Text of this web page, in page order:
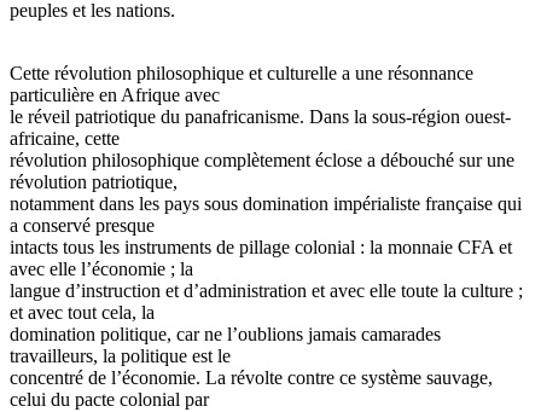
peuples et les nations.
Cette révolution philosophique et culturelle a une résonnance
particulière en Afrique avec
le réveil patriotique du panafricanisme. Dans la sous-région ouest-
africaine, cette
révolution philosophique complètement éclose a débouché sur une
révolution patriotique,
notamment dans les pays sous domination impérialiste française qui
a conservé presque
intacts tous les instruments de pillage colonial : la monnaie CFA et
avec elle l’économie ; la
langue d’instruction et d’administration et avec elle toute la culture ;
et avec tout cela, la
domination politique, car ne l’oublions jamais camarades
travailleurs, la politique est le
concentré de l’économie. La révolte contre ce système sauvage,
celui du pacte colonial par